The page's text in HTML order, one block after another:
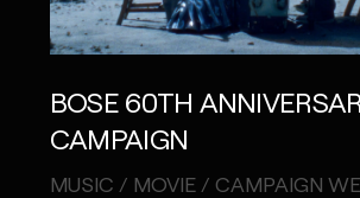
BOSE 60TH
CAMPAIGN
MUSIC / MOVIE / CAMPAIGN